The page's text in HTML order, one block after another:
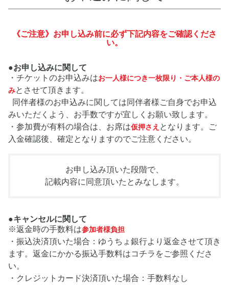
《ご注意》お申し込み前に必ず下記内容をご確認くださ
い。
●お申し込みに関して
・チケットのお申込みはお一人様につき一枚限り・ご本人様の
みとさせて頂きます。
同伴者様のお申込みに関しては同伴者様ご自身でお申込
みいただくよう、お手数ですが宜しくお願い致します。
・参加費が有料の場合は、お席は仮押さえ となります。ご
入金確認後、確定となりますのでご注意ください。
お申し込み頂いた段階で、
記載内容に同意頂いたとみなします。
●キャンセルに関して
※返金時の手数料は参加者様負担
・振込決済頂いた場合：ゆうちょ銀行より返金させて頂き
ます。返金にかかる振込手数料はコチラをご参照くださ
い。
・クレジットカード決済頂いた場合：手数料なし